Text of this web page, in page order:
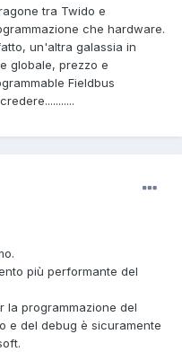
tra Twido e
che hardware.
un'altra galassia in
globale, prezzo e
Fieldbus
più performante del
la programmazione del
e del debug è sicuramente